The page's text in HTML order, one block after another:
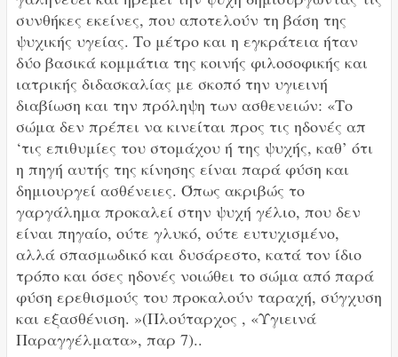
συνθήκες εκείνες, που αποτελούν τη βάση της
ψυχικής υγείας. Το μέτρο και η εγκράτεια ήταν
δύο βασικά κομμάτια της κοινής φιλοσοφικής και
ιατρικής διδασκαλίας με σκοπό την υγιεινή
διαβίωση και την πρόληψη των ασθενειών: «Το
σώμα δεν πρέπει να κινείται προς τις ηδονές απ
‘τις επιθυμίες του στομάχου ή της ψυχής, καθ’ ότι
η πηγή αυτής της κίνησης είναι παρά φύση και
δημιουργεί ασθένειες. Όπως ακριβώς το
γαργάλημα προκαλεί στην ψυχή γέλιο, που δεν
είναι πηγαίο, ούτε γλυκό, ούτε ευτυχισμένο,
αλλά σπασμωδικό και δυσάρεστο, κατά τον ίδιο
τρόπο και όσες ηδονές νοιώθει το σώμα από παρά
φύση ερεθισμούς του προκαλούν ταραχή, σύγχυση
και εξασθένιση. »(Πλούταρχος , «Υγιεινά
Παραγγέλματα», παρ 7)..